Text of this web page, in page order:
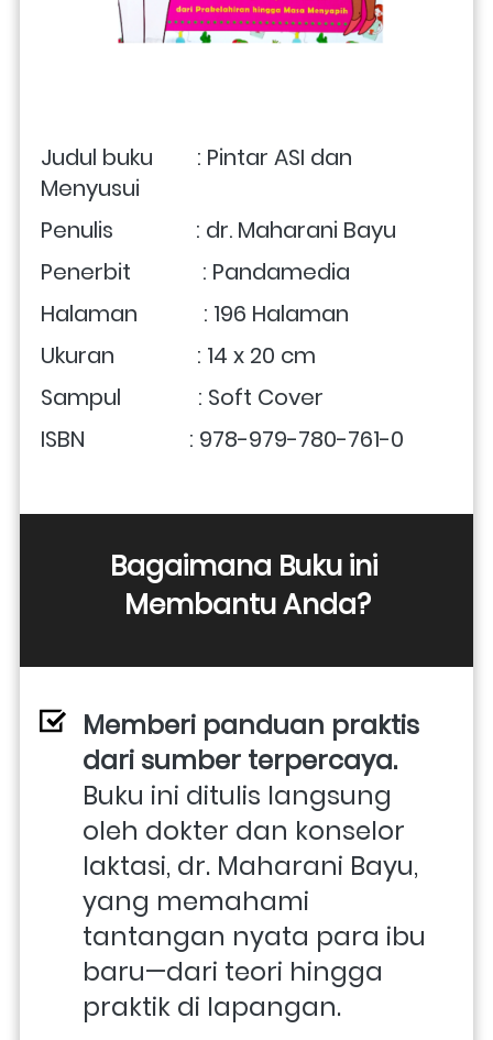
Judul buku        : Pintar ASI dan
Menyusui
Penulis               : dr. Maharani Bayu
Penerbit             : Pandamedia
Halaman            : 196 Halaman
Ukuran               : 14 x 20 cm
Sampul              : Soft Cover
ISBN                   : 978-979-780-761-0
Bagaimana Buku ini
Membantu Anda?
Memberi panduan praktis
Buku ini ditulis langsung
oleh dokter dan konselor
laktasi, dr. Maharani Bayu,
yang memahami
tantangan nyata para ibu
baru—dari teori hingga
praktik di lapangan.